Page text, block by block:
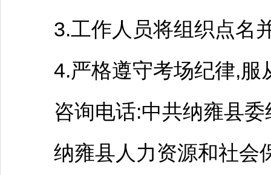
3.工作人员将组织点名
4.严格遵守考场纪律,服
咨询电话:中共纳雍县委
纳雍县人力资源和社会